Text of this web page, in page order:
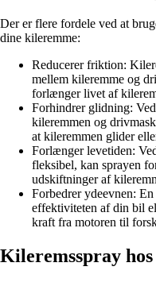
Der er flere fordele ved at
dine kileremme:
Reducerer friktion:
mellem kileremme og
forlænger livet af
Forhindrer glidning:
kileremmen og
at kileremmen glider
Forlænger levetiden:
fleksibel, kan sprayen
udskiftninger af
Forbedrer ydeevnen:
effektiviteten af ​​din bil
kraft fra motoren til
Kileremsspray